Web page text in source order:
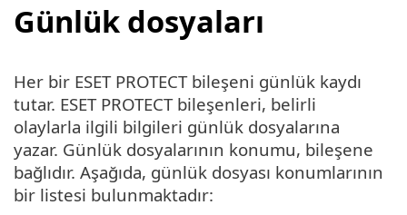
Günlük dosyaları
Her bir ESET PROTECT bileşeni günlük kaydı
tutar. ESET PROTECT bileşenleri, belirli
olaylarla ilgili bilgileri günlük dosyalarına
yazar. Günlük dosyalarının konumu, bileşene
bağlıdır. Aşağıda, günlük dosyası konumlarının
bir listesi bulunmaktadır: